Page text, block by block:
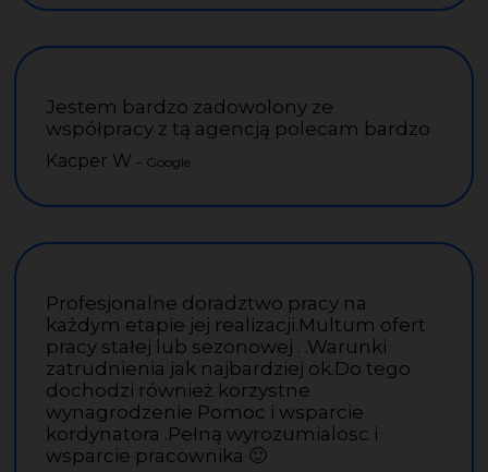
Jestem bardzo zadowolony ze
współpracy z tą agencją polecam bardzo
Kacper W – Google
Profesjonalne doradztwo pracy na
każdym etapie jej realizacji.Multum ofert
pracy stałej lub sezonowej . .Warunki
zatrudnienia jak najbardziej ok.Do tego
dochodzi również korzystne
wynagrodzenie Pomoc i wsparcie
kordynatora .Pełną wyrozumialosc i
wsparcie pracownika 🙂